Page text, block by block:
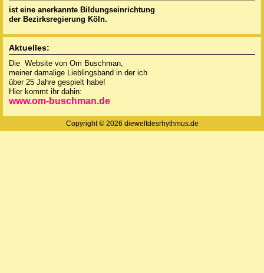
ist eine anerkannte Bildungseinrichtung
der Bezirksregierung Köln.
Aktuelles:
Die Website von Om Buschman,
meiner damalige Lieblingsband in der ich
über 25 Jahre gespielt habe!
Hier kommt ihr dahin:
www.om-buschman.de
Copyright © 2026 dieweltdesrhythmus.de